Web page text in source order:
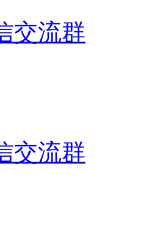
交流群
交流群